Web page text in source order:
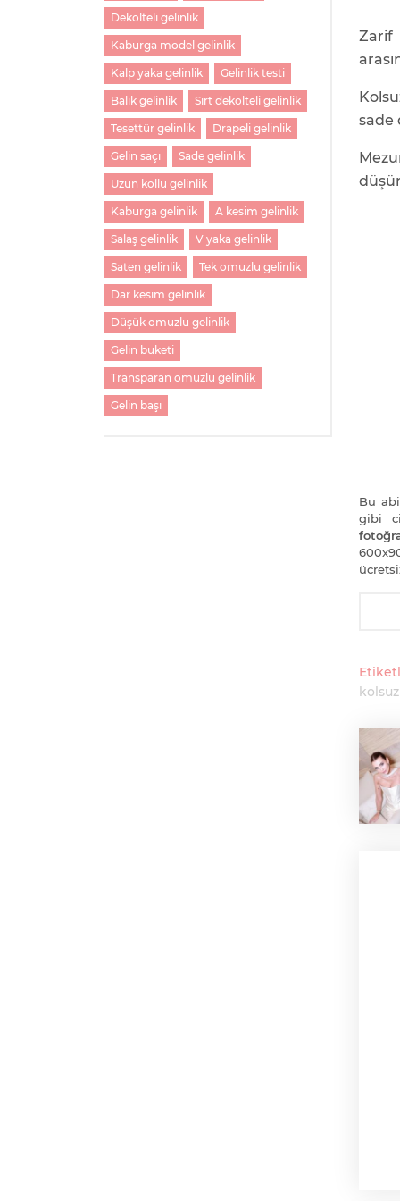
Dekolteli gelinlik
Kaburga model gelinlik
Kalp yaka gelinlik Gelinlik testi
Balık gelinlik Sırt dekolteli gelinlik
Tesettür gelinlik Drapeli gelinlik
Gelin saçı Sade gelinlik
Uzun kollu gelinlik
Kaburga gelinlik A kesim gelinlik
Salaş gelinlik V yaka gelinlik
Saten gelinlik Tek omuzlu gelinlik
Dar kesim gelinlik
Düşük omuzlu gelinlik
Gelin buketi
Transparan omuzlu gelinlik
Gelin başı
Zarif
sade
Bu
gibi